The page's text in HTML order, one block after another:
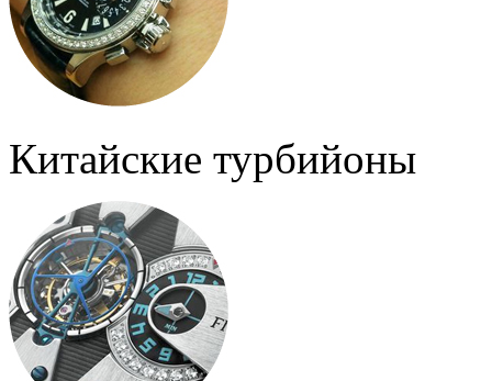
Китайские турбийоны